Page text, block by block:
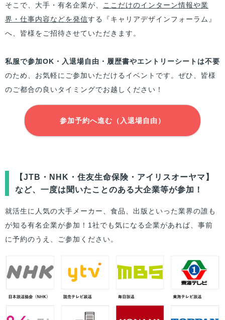
そこで、大手・有名企業が、
ここだけのインターン情報や業
界・仕事内容などを発信する『キャリアデザインフォーラム』
へ、 皆様をご招待させていただきます。
私服で参加OK・入退場自由・履歴書やエントリーシートは不要
のため、お気軽にご参加いただけるイベントです。ぜひ、 皆様
のご都合の良いタイミングでお越しください！
参加予約へ進む（入退場自由）
【JTB・NHK・住友生命保険・アイリスオーヤマ】
など、一度は聞いたことのある大企業等が参加！
就活生に人気の大手メーカー、食品、出版といった業界の誰も
が知る有名企業が参加！1社でも気になる企業があれば、事前
に予約のうえ、ご参加ください。